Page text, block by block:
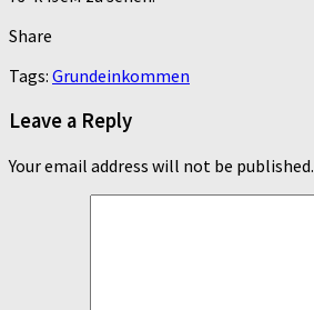
Share
Tags: Grundeinkommen
Leave a Reply
Your email address will not be published.